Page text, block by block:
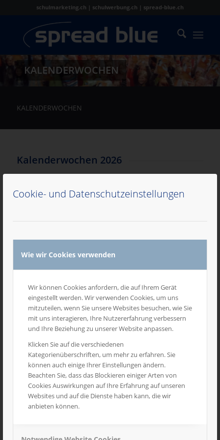
Cookie- und Datenschutzeinstellungen
Wie wir Cookies verwenden
Wir können Cookies anfordern, die auf Ihrem Gerät
eingestellt werden. Wir verwenden Cookies, um uns
mitzuteilen, wenn Sie unsere Websites besuchen, wie Sie
mit uns interagieren, Ihre Nutzererfahrung verbessern
und Ihre Beziehung zu unserer Website anpassen.
Klicken Sie auf die verschiedenen
Kategorienüberschriften, um mehr zu erfahren. Sie
können auch einige Ihrer Einstellungen ändern.
Beachten Sie, dass das Blockieren einiger Arten von
Cookies Auswirkungen auf Ihre Erfahrung auf unseren
Websites und auf die Dienste haben kann, die wir
anbieten können.
schulmarketing.ch | schulwerbung.ch | spread-blue.ch
KALENDERWOCHEN
KALENDERWOCHEN
Kalenderwochen 2026